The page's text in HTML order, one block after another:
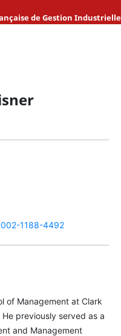
de Gestion Industrielle
1188-4492
of Management at Clark
previously served as a
and Management